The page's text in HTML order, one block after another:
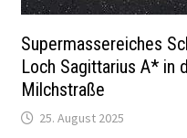
Supermassereiches
Loch Sagittarius A* in
Milchstraße
25. August 2025